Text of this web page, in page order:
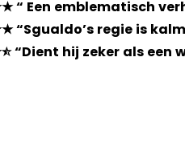
“ Een emblematisch
“Sgualdo’s regie is
“Dient hij zeker als een